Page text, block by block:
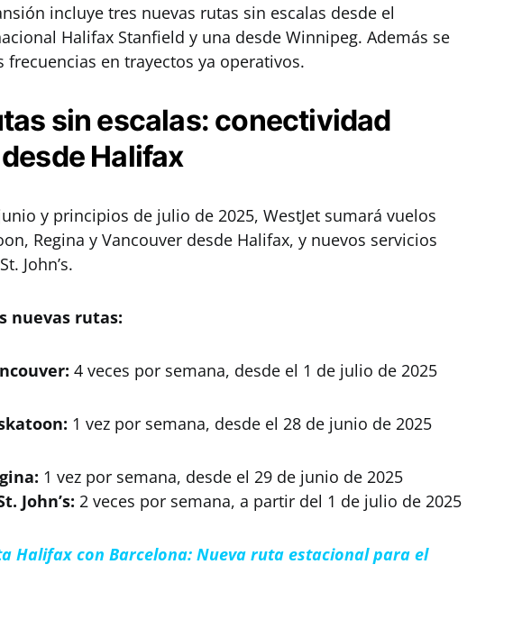
incluye tres nuevas rutas sin escalas desde el
Halifax Stanfield y una desde Winnipeg. Además se
frecuencias en trayectos ya operativos.
sin escalas: conectividad
Halifax
y principios de julio de 2025, WestJet sumará vuelos
Regina y Vancouver desde Halifax, y nuevos servicios
John’s.
nuevas rutas:
4 veces por semana, desde el 1 de julio de 2025
1 vez por semana, desde el 28 de junio de 2025
1 vez por semana, desde el 29 de junio de 2025
John’s: 2 veces por semana, a partir del 1 de julio de 2025
Halifax con Barcelona: Nueva ruta estacional para el